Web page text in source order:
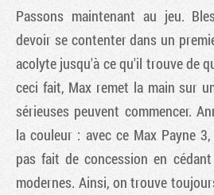
Passons maintenant au jeu.
devoir se contenter dans un
acolyte jusqu'à ce qu'il trouve de
ceci fait, Max remet la main sur
sérieuses peuvent commencer.
la couleur : avec ce Max Payne 3,
pas fait de concession en
modernes. Ainsi, on trouve